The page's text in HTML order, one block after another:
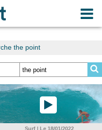
the point
Surf | Le 18/01/2022